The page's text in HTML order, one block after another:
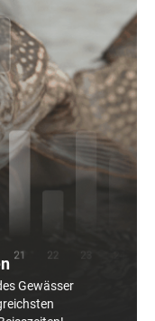
Gewässer